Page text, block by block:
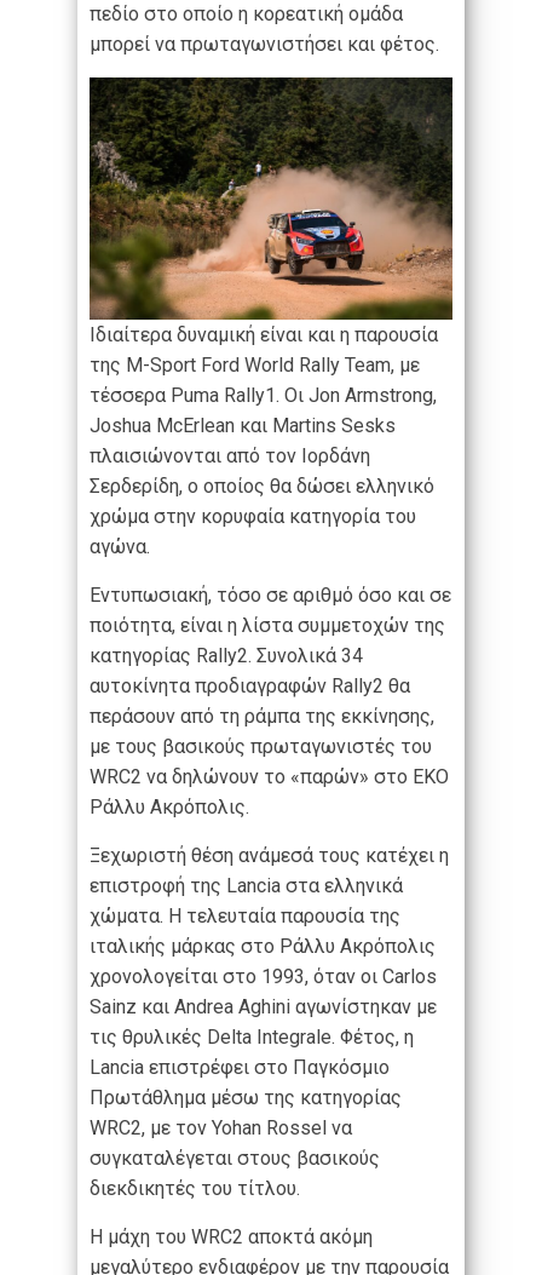
πεδίο στο οποίο η κορεατική ομάδα
μπορεί να πρωταγωνιστήσει και φέτος.
Ιδιαίτερα δυναμική είναι και η παρουσία
της M-Sport Ford World Rally Team, με
τέσσερα Puma Rally1. Οι Jon Armstrong,
Joshua McErlean και Martins Sesks
πλαισιώνονται από τον Ιορδάνη
Σερδερίδη, ο οποίος θα δώσει ελληνικό
χρώμα στην κορυφαία κατηγορία του
αγώνα.
Εντυπωσιακή, τόσο σε αριθμό όσο και σε
ποιότητα, είναι η λίστα συμμετοχών της
κατηγορίας Rally2. Συνολικά 34
αυτοκίνητα προδιαγραφών Rally2 θα
περάσουν από τη ράμπα της εκκίνησης,
με τους βασικούς πρωταγωνιστές του
WRC2 να δηλώνουν το «παρών» στο EKO
Ράλλυ Ακρόπολις.
Ξεχωριστή θέση ανάμεσά τους κατέχει η
επιστροφή της Lancia στα ελληνικά
χώματα. Η τελευταία παρουσία της
ιταλικής μάρκας στο Ράλλυ Ακρόπολις
χρονολογείται στο 1993, όταν οι Carlos
Sainz και Andrea Aghini αγωνίστηκαν με
τις θρυλικές Delta Integrale. Φέτος, η
Lancia επιστρέφει στο Παγκόσμιο
Πρωτάθλημα μέσω της κατηγορίας
WRC2, με τον Yohan Rossel να
συγκαταλέγεται στους βασικούς
διεκδικητές του τίτλου.
Η μάχη του WRC2 αποκτά ακόμη
μεγαλύτερο ενδιαφέρον με την παρουσία